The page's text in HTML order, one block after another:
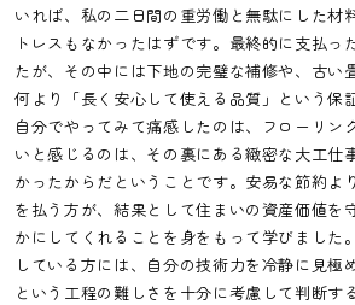
いれば、私の二日間の重労働と無駄にした材
トレスもなかったはずです。最終的に支払っ
たが、その中には下地の完璧な補修や、古い
何より「長く安心して使える品質」という保
自分でやってみて痛感したのは、フローリン
いと感じるのは、その裏にある緻密な大工仕
かったからだということです。安易な節約よ
を払う方が、結果として住まいの資産価値を
かにしてくれることを身をもって学びました
している方には、自分の技術力を冷静に見極
という工程の難しさを十分に考慮して判断す